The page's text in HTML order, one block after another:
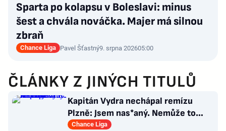
Sparta po kolapsu v Boleslavi: minus
šest a chvála nováčka. Majer má silnou
zbraň
Chance Liga Pavel Šťastný9. srpna 202605:00
ČLÁNKY Z JINÝCH TITULŮ
Kapitán Vydra nechápal remízu
Plzně: Jsem nas*aný. Nemůže to
končit jako házená
Chance Liga